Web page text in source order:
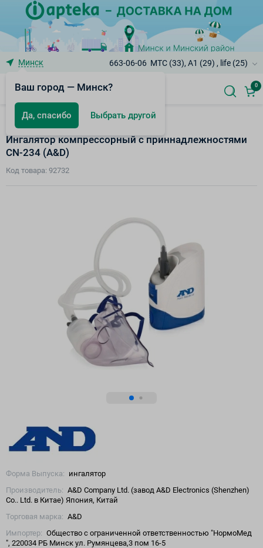
Минск
Ваш город — Минск?
Да, спасибо Выбрать другой
663-06-06 МТС (33), A1 (29) , life (25)
0
Ингаляторы/небулайзеры и аксессуары
Ингалятор компрессорный с приннадлежностями
CN-234 (A&D)
Код товара: 92732
Форма Выпуска: ингалятор
Производитель: A&D Company Ltd. (завод A&D Electronics (Shenzhen)
Co.. Ltd. в Китае) Япония, Китай
Торговая марка: A&D
Импортер: Общество с ограниченной ответственностью "НормоМед
", 220034 РБ Минск ул. Румянцева,3 пом 16-5